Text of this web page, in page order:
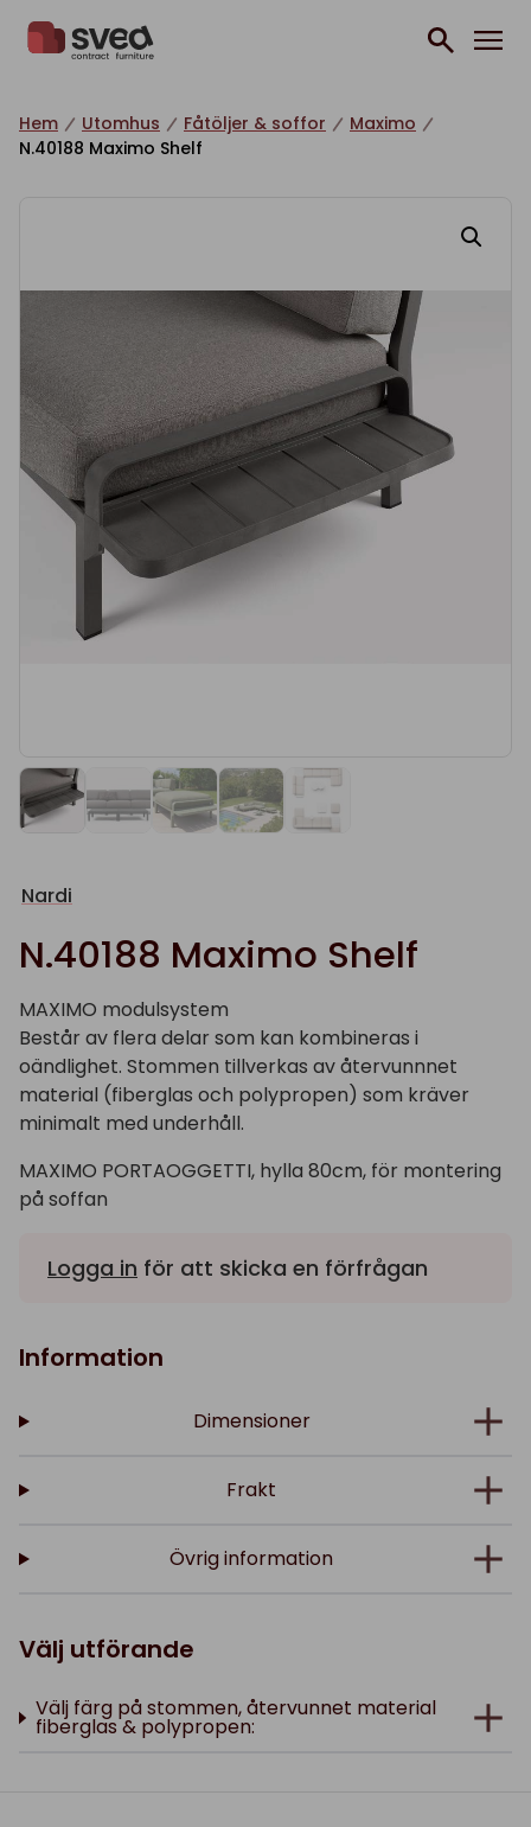
Hem Utomhus Fåtöljer & soffor
Maximo
N.40188 Maximo Shelf
Nardi
N.40188 Maximo Shelf
MAXIMO modulsystem
Består av flera delar som kan kombineras i
oändlighet. Stommen tillverkas av återvunnnet
material (fiberglas och polypropen) som kräver
minimalt med underhåll.
MAXIMO PORTAOGGETTI, hylla 80cm, för montering
på soffan
Logga in för att skicka en förfrågan
Information
Dimensioner
Frakt
Övrig information
Välj utförande
Välj färg på stommen, återvunnet material
fiberglas & polypropen: